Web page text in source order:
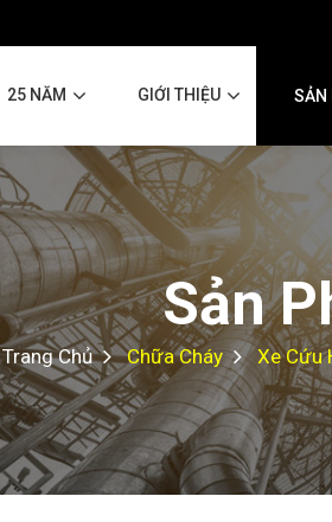
25 NĂM GIỚI THIỆU SẢN
Sản
Trang Chủ Chữa Cháy Xe Cứu